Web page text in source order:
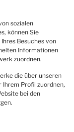
sozialen
können Sie
Besuches von
Informationen
zuordnen.
die über unseren
Profil zuordnen,
bei den